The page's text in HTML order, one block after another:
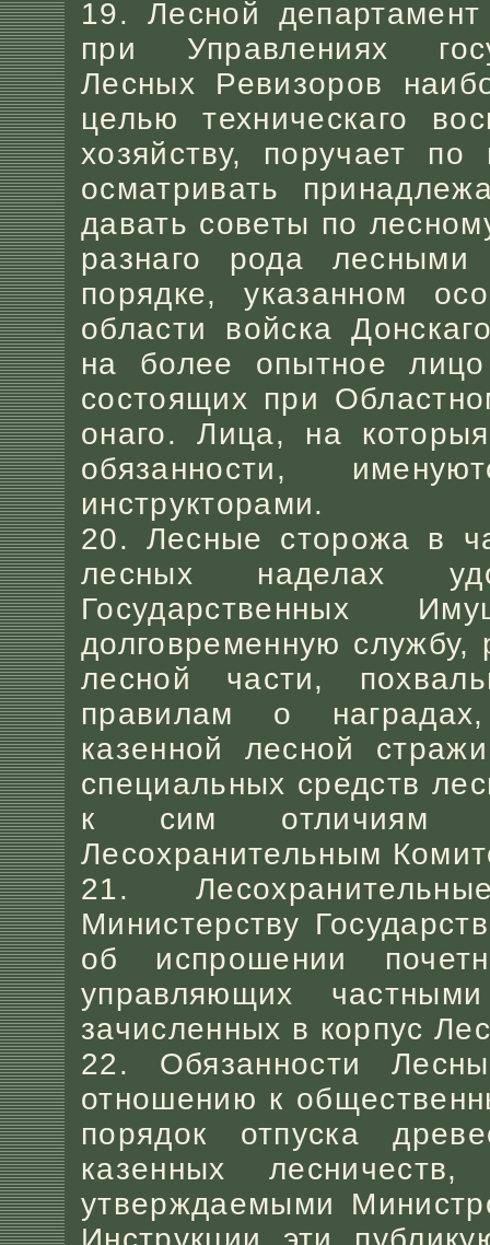
19. Лесной
при Управлениях
Лесных Ревизоров
целью техническаго
хозяйству, поручает по
осматривать
давать советы по
разнаго рода
порядке, указанном
области войска
на более опытное
состоящих при
онаго. Лица, на
обязанности,
инструкторами.
20. Лесные сторожа в
лесных наделах
Государственных
долговременную службу,
лесной части,
правилам о
казенной лесной
специальных средств
к сим отличиям и
Лесохранительным
21.
Министерству
об испрошении
управляющих
зачисленных в корпус
22. Обязанности
отношению к
порядок отпуска
казенных лесничеств,
утверждаемыми